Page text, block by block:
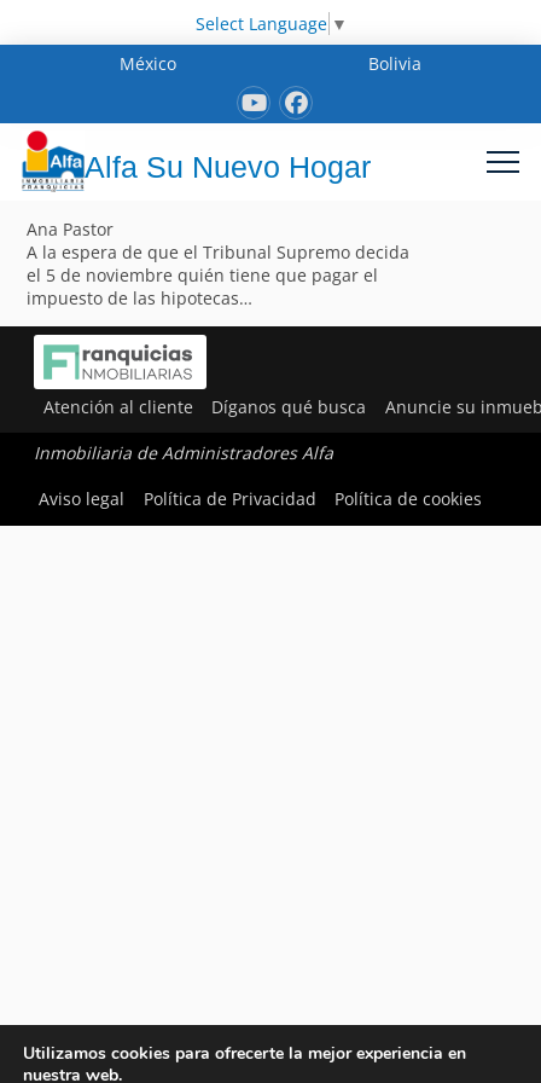
Select Language ▼
México
Bolivia
Alfa Su Nuevo Hogar
Ana Pastor
A la espera de que el Tribunal Supremo decida
el 5 de noviembre quién tiene que pagar el
impuesto de las hipotecas…
Atención al cliente Díganos qué busca Anuncie su
Inmobiliaria de Administradores Alfa
Aviso legal
Política de Privacidad Política de cookies
Utilizamos cookies para ofrecerte la mejor experiencia en
nuestra web.